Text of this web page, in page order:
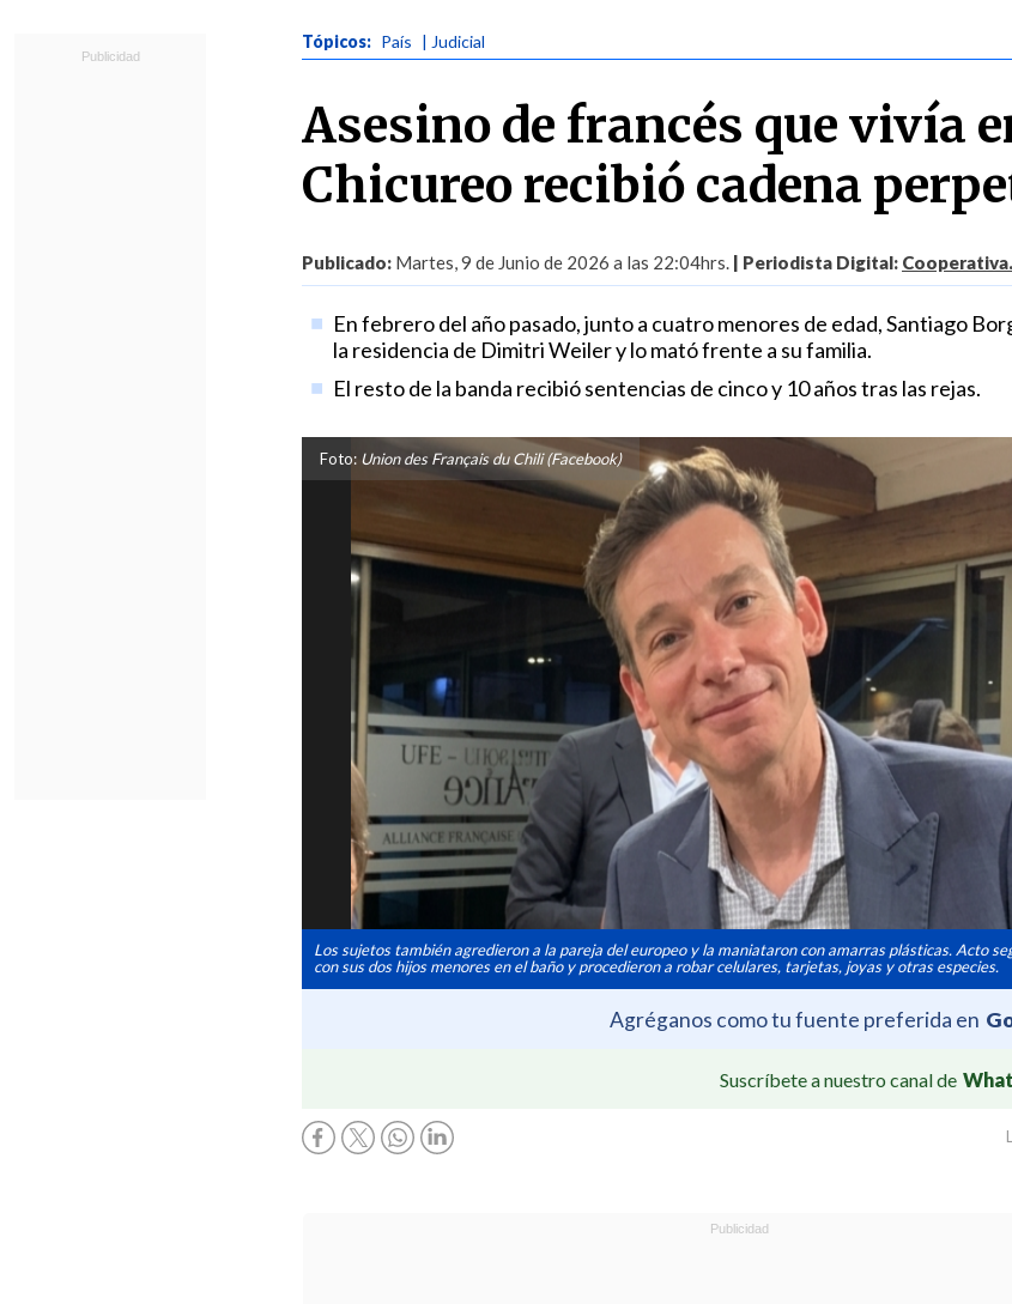
Tópicos: País | Judicial
Asesino de francés que vivía
Chicureo recibió cadena
Publicado: Martes, 9 de Junio de 2026 a las 22:04hrs. | Periodista Digital:
En febrero del año pasado, junto a cuatro menores de edad, Santiago
la residencia de Dimitri Weiler y lo mató frente a su familia.
El resto de la banda recibió sentencias de cinco y 10 años tras las rejas.
Foto: Union des Français du Chili (Facebook)
Los sujetos también agredieron a la pareja del europeo y la maniataron con amarras plásticas. Acto
con sus dos hijos menores en el baño y procedieron a robar celulares, tarjetas, joyas y otras especies.
Agréganos como tu fuente preferida en
Suscríbete a nuestro canal de